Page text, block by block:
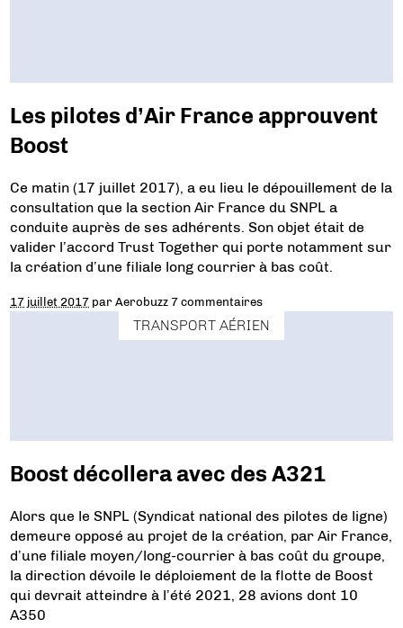
Les pilotes d’Air France approuvent
Boost
Ce matin (17 juillet 2017), a eu lieu le dépouillement de la
consultation que la section Air France du SNPL a
conduite auprès de ses adhérents. Son objet était de
valider l’accord Trust Together qui porte notamment sur
la création d’une filiale long courrier à bas coût.
17 juillet 2017 parAerobuzz 7 commentaires
TRANSPORT AÉRIEN
Boost décollera avec des A321
Alors que le SNPL (Syndicat national des pilotes de ligne)
demeure opposé au projet de la création, par Air France,
d’une filiale moyen/long-courrier à bas coût du groupe,
la direction dévoile le déploiement de la flotte de Boost
qui devrait atteindre à l’été 2021, 28 avions dont 10
A350